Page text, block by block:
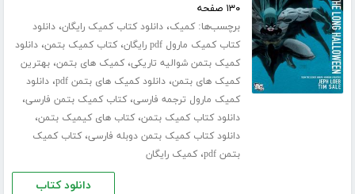
۱۳۰ صفحه
برچسب‌ها:کمیک،دانلود کتاب کمیک رایگان،دانلود
کتاب کمیک مارول pdf رایگان
،کتاب کمیک بتمن،دانلود
کمیک بتمن شوالیه تاریکی،کمیک های بتمن،بهترین
کمیک های بتمن،دانلود کمیک های بتمن pdf ،دانلود
کمیک مارول ترجمه فارسی،کتاب کمیک بتمن فارسی،
دانلود کتاب کمیک بتمن،کتاب های کیمیک بتمن،
دانلود کتاب کمیک بتمن دوبله فارسی،کتاب کمیک
بتمن pdf
،کمیک رایگان
دانلود کتاب